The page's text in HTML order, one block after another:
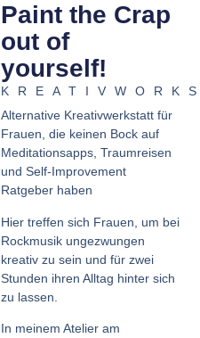
Paint the Crap
out of
yourself!
Alternative Kreativwerkstatt für
Frauen, die keinen Bock auf
Meditationsapps, Traumreisen
und Self-Improvement
Ratgeber haben
Hier treffen sich Frauen, um bei
Rockmusik ungezwungen
kreativ zu sein und für zwei
Stunden ihren Alltag hinter sich
zu lassen.
In meinem Atelier am